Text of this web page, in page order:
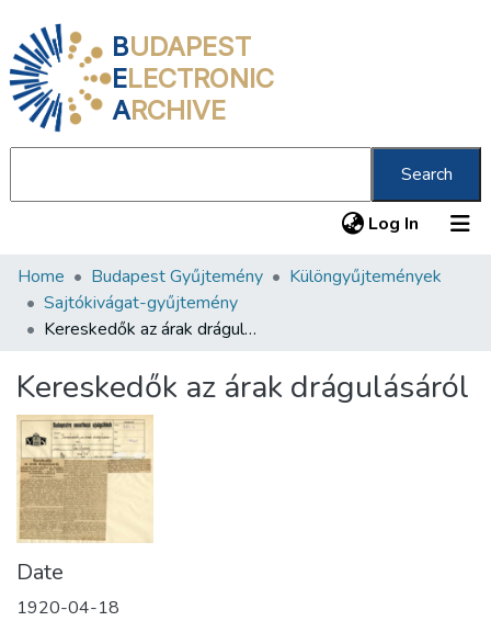
BUDAPEST
ELECTRONIC
ARCHIVE
Search
Log In (current)
Communities & Collections
All of DSpace
About us
Home Budapest Gyűjtemény
Különgyűjtemények
Sajtókivágat-gyűjtemény
Kereskedők az árak drágulásáról
Kereskedők az árak drágulásáról
Date
1920-04-18